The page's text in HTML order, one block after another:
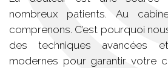
nombreux patients. Au
comprenons. C’est pourquoi
des techniques avancées
modernes pour garantir votre